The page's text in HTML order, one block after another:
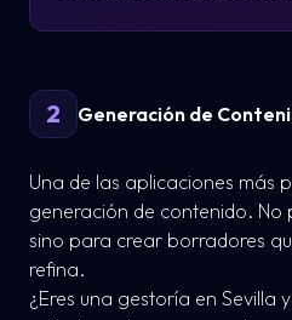
2 Generación de
Una de las aplicaciones más
generación de contenido. No
sino para crear borradores
refina.
¿Eres una gestoría en Sevilla